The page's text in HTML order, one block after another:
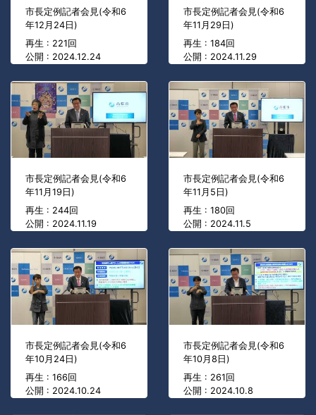
市長定例記者会見(令和6
年12月24日)
再生 : 221回
公開 : 2024.12.24
市長定例記者会見(令和6
年11月29日)
再生 : 184回
公開 : 2024.11.29
市長定例記者会見(令和6
年11月19日)
再生 : 244回
公開 : 2024.11.19
市長定例記者会見(令和6
年11月5日)
再生 : 180回
公開 : 2024.11.5
市長定例記者会見(令和6
年10月24日)
再生 : 166回
公開 : 2024.10.24
市長定例記者会見(令和6
年10月8日)
再生 : 261回
公開 : 2024.10.8